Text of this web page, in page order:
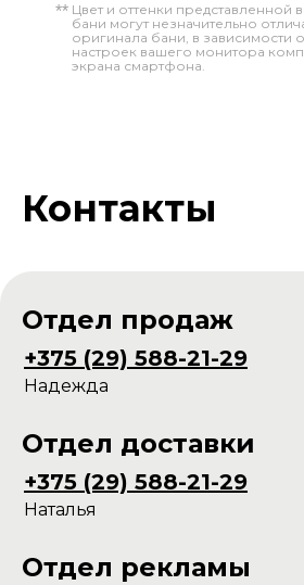
** Цвет и оттенки представленной
бани могут незначительно
оригинала бани, в зависимости
настроек вашего монитора
экрана смартфона.
Контакты
Отдел продаж
Надежда
Отдел доставки
Отдел рекламы
+375 (29) 588-21-29
Наталья
+375 (29) 588-21-29